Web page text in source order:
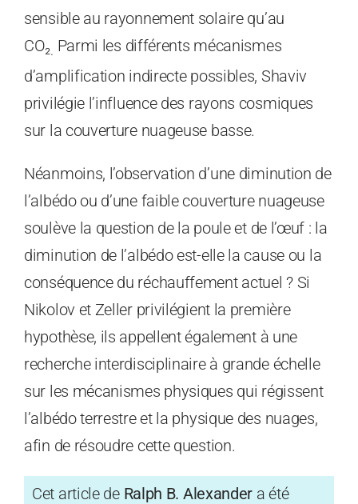
sensible au rayonnement solaire qu’au
CO₂. Parmi les différents mécanismes
d’amplification indirecte possibles, Shaviv
privilégie l’influence des rayons cosmiques
sur la couverture nuageuse basse.
Néanmoins, l’observation d’une diminution de
l’albédo ou d’une faible couverture nuageuse
soulève la question de la poule et de l’œuf : la
diminution de l’albédo est-elle la cause ou la
conséquence du réchauffement actuel ? Si
Nikolov et Zeller privilégient la première
hypothèse, ils appellent également à une
recherche interdisciplinaire à grande échelle
sur les mécanismes physiques qui régissent
l’albédo terrestre et la physique des nuages,
afin de résoudre cette question.
Cet article de Ralph B. Alexander a été